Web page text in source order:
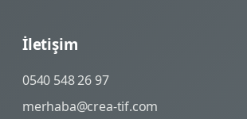
İletişim
0540 548 26 97
merhaba@crea-tif.com